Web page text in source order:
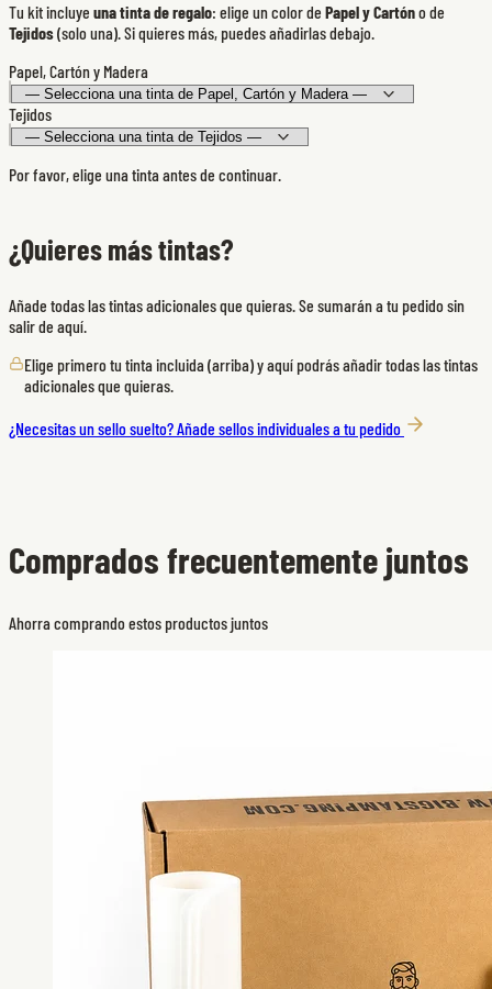
Tu kit incluye una tinta de regalo: elige un color de Papel y Cartóno de
Tejidos(solo una). Si quieres más, puedes añadirlas debajo.
Papel, Cartón y Madera
Tejidos
Por favor, elige una tinta antes de continuar.
¿Quieres más tintas?
Añade todas las tintas adicionales que quieras. Se sumarán a tu pedido sin
salir de aquí.
Elige primero tu tinta incluida (arriba) y aquí podrás añadir todas las tintas
adicionales que quieras.
¿Necesitas un sello suelto?Añade sellos individuales a tu pedido
Comprados frecuentemente juntos
Ahorra comprando estos productos juntos